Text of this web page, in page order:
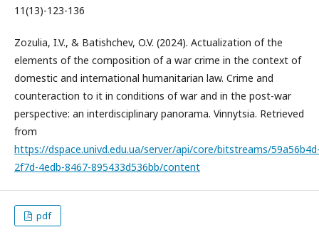
11(13)-123-136
Zozulia, I.V., & Batishchev, O.V. (2024). Actualization of the
elements of the composition of a war crime in the context of
domestic and international humanitarian law. Crime and
counteraction to it in conditions of war and in the post-war
perspective: an interdisciplinary panorama. Vinnytsia. Retrieved
from
https://dspace.univd.edu.ua/server/api/core/bitstreams/
2f7d-4edb-8467-895433d536bb/content
pdf